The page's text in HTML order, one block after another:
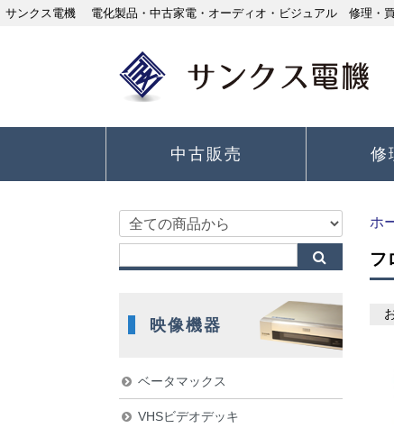
サンクス電機 電化製品・中古家電・オーディオ・ビジュアル 修理・
中古販売 修
ホ
フ
映像機器
ベータマックス
VHSビデオデッキ